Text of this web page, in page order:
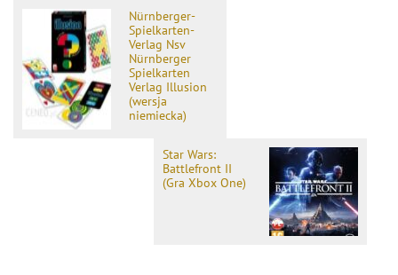
Nürnberger-
Spielkarten-
Verlag Nsv
Nürnberger
Spielkarten
Verlag Illusion
(wersja
niemiecka)
Star Wars:
Battlefront II
(Gra Xbox One)